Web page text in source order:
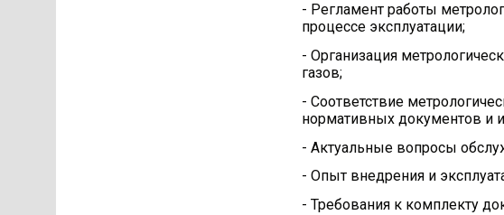
- Регламент работы
процессе эксплуатации;
- Организация
газов;
- Соответствие
нормативных документов и
- Актуальные вопросы
- Опыт внедрения и
- Требования к комплекту